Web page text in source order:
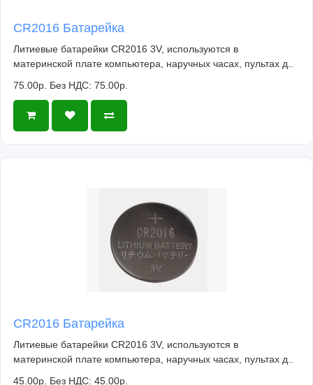
CR2016 Батарейка
Литиевые батарейки CR2016 3V, используются в
материнской плате компьютера, наручных часах, пультах д..
75.00р. Без НДС: 75.00р.
CR2016 Батарейка
Литиевые батарейки CR2016 3V, используются в
материнской плате компьютера, наручных часах, пультах д..
45.00р. Без НДС: 45.00р.